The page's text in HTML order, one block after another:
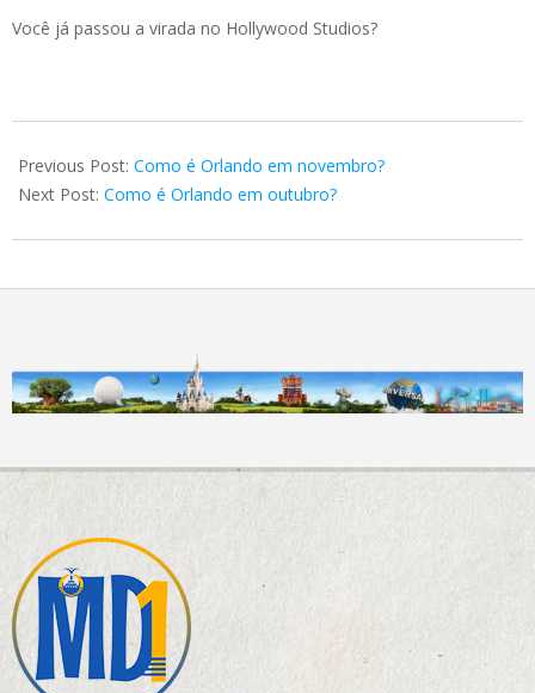
Você já passou a virada no Hollywood Studios?
12-
29
Previous Post: Como é Orlando em novembro?
Next Post: Como é Orlando em outubro?